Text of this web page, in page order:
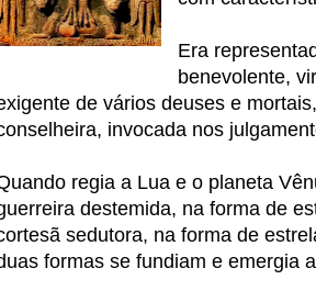
Era
benevolente,
de vários deuses e
invocada nos
regia a Lua e o planeta
destemida, na forma de
sedutora, na forma de
formas se fundiam e emergia